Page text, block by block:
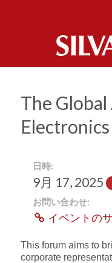
The
日時:
9月 17, 2025
お問い合わせ:
イベントの
This forum aims to
corporate